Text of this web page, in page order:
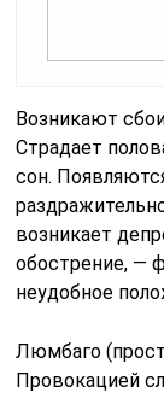
Возникают
Страдает
сон.
возникает
обострение, —
неудобное
Люмбаго
Провокацией